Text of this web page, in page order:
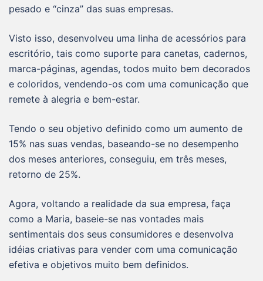
pesado e “cinza” das suas empresas.
Visto isso, desenvolveu uma linha de acessórios para
escritório, tais como suporte para canetas, cadernos,
marca-páginas, agendas, todos muito bem decorados
e coloridos, vendendo-os com uma comunicação que
remete à alegria e bem-estar.
Tendo o seu objetivo definido como um aumento de
15% nas suas vendas, baseando-se no desempenho
dos meses anteriores, conseguiu, em três meses,
retorno de 25%.
Agora, voltando a realidade da sua empresa, faça
como a Maria, baseie-se nas vontades mais
sentimentais dos seus consumidores e desenvolva
idéias criativas para vender com uma comunicação
efetiva e objetivos muito bem definidos.